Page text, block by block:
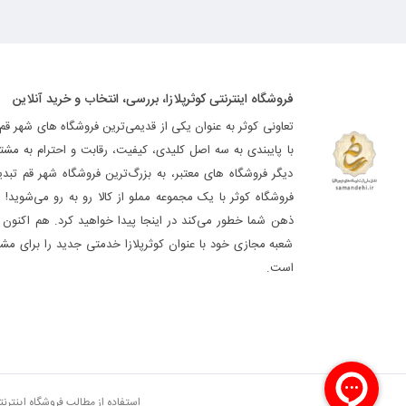
فروشگاه اینترنتی کوثرپلازا، بررسی، انتخاب و خرید آنلاین
تعاونی کوثر به عنوان یکی از قدیمی‌ترین فروشگاه های شهر
با پایبندی به سه اصل کلیدی، کیفیت، رقابت و احترام به
دیگر فروشگاه های معتبر، به بزرگ‌ترین فروشگاه شهر قم
فروشگاه کوثر با یک مجموعه مملو از کالا رو به رو می‌شوید!
ذهن شما خطور می‌کند در اینجا پیدا خواهید کرد. هم اکنون
شعبه مجازی خود با عنوان کوثرپلازا خدمتی جدید را برای
است.
استفاده از مطالب فروشگاه